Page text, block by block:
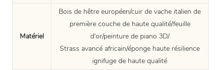
Matériel
Bois de hêtre européen/cuir de vache italien de
première couche de haute qualité/feuille
d'or/peinture de piano 3D/
Strass avancé africain/éponge haute résilience
ignifuge de haute qualité